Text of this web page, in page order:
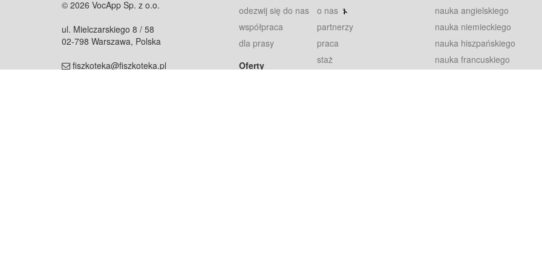
© 2026 VocApp Sp. z o.o.
ul. Mielczarskiego 8 / 58
02-798 Warszawa, Polska
fiszkoteka@fiszkoteka.pl
odezwij się do nas
współpraca
dla prasy
Oferty
o nas
partnerzy
praca
staż
nauka angielskiego
nauka niemieckiego
nauka hiszpańskiego
nauka francuskiego